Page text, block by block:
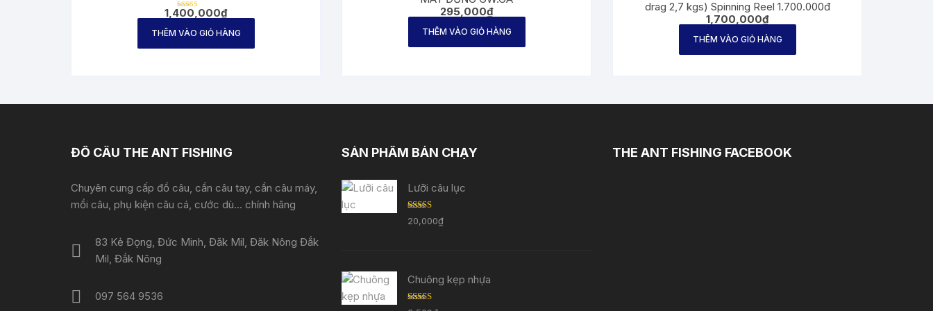
Được
hạng
2.66
1,400,000₫
THÊM VÀO GIỎ HÀNG
295,000₫
THÊM VÀO GIỎ HÀNG
drag 2,7 kgs) Spinning Reel 1.700.000đ
1,700,000₫
THÊM VÀO GIỎ HÀNG
ĐỒ CÂU THE ANT FISHING
Chuyên cung cấp đồ câu, cần câu tay, cần câu máy,
mồi câu, phụ kiện câu cá, cước dù... chính hãng
83 Kẻ Đọng, Đức Minh, Đăk Mil, Đăk Nông Đắk
Mil, Đắk Nông
097 564 9536
SẢN PHẨM BÁN CHẠY
Lưỡi câu lục
Được
xếp
20,000₫
Chuông kẹp nhựa
THE ANT FISHING FACEBOOK